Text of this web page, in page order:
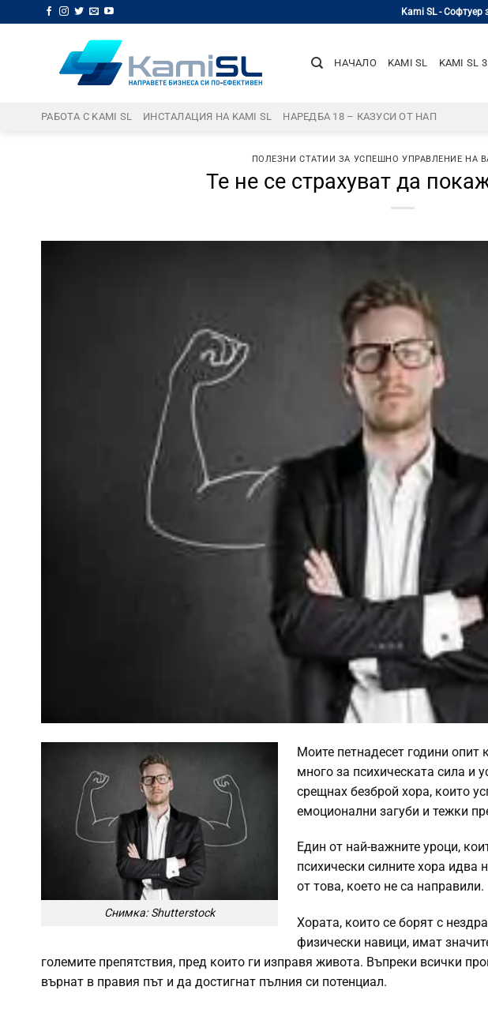
to
Kami SL - Софтуер
НАЧАЛО KAMI SL KAMI SL
РАБОТА С KAMI SL ИНСТАЛАЦИЯ НА KAMI SL НАРЕДБА 18 – КАЗУСИ ОТ НАП
ПОЛЕЗНИ СТАТИИ ЗА УСПЕШНО УПРАВЛЕНИЕ НА
Те не се страхуват да
Снимка: Shutterstock
Моите петнадесет години опит
много за психическата сила и
срещнах безброй хора, които
емоционални загуби и тежки
Един от най-важните уроци,
психически силните хора идва
от това, което не са направили.
Хората, които се борят с
физически навици, имат
големите препятствия, пред които ги изправя живота. Въпреки всички
върнат в правия път и да достигнат пълния си потенциал.